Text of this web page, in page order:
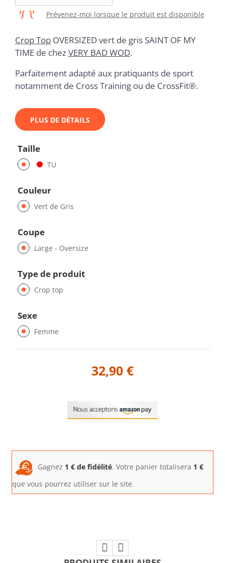
Prévenez-moi lorsque le produit est disponible
Crop Top OVERSIZED vert de gris SAINT OF MY
TIME de chezVERY BAD WOD.
Parfaitement adapté aux pratiquants de sport
notamment de Cross Training ou de CrossFit®.
PLUS DE DÉTAILS
Taille
TU
Couleur
Vert de Gris
Coupe
Large - Oversize
Type de produit
Crop top
Sexe
Femme
32,90 €
Gagnez 1 € de fidélité. Votre panier totalisera 1 €
que vous pourrez utiliser sur le site.